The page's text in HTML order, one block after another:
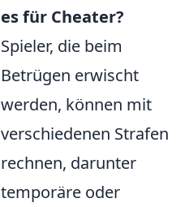
es für Cheater?
Spieler, die beim
Betrügen erwischt
werden, können mit
verschiedenen Strafen
rechnen, darunter
temporäre oder